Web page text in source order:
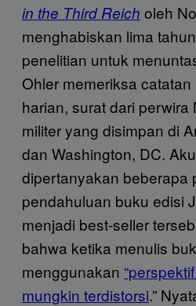
in the Third Reich oleh
menghabiskan lima
penelitian untuk
Ohler memeriksa
harian, surat dari perwira
militer yang disimpan di
dan Washington, DC.
dipertanyakan beberapa
pendahuluan buku edisi
menjadi best-seller
bahwa ketika menulis
menggunakan
mungkin terdistorsi.”